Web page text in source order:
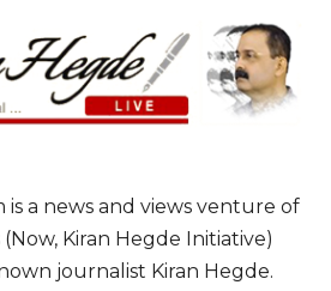
is a news and views venture of
(Now, Kiran Hegde Initiative)
journalist Kiran Hegde.